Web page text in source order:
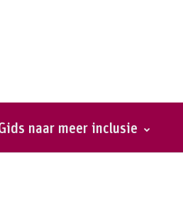
naar meer inclusie
opbouw)
terug!